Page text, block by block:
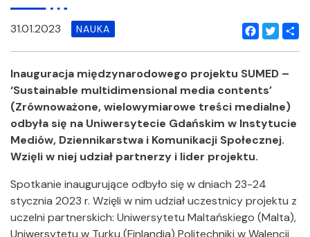
Facebook
Twitter
31.01.2023 NAUKA
Inauguracja międzynarodowego projektu SUMED –
‘Sustainable multidimensional media contents’
(Zrównoważone, wielowymiarowe treści medialne)
odbyła się na Uniwersytecie Gdańskim w Instytucie
Mediów, Dziennikarstwa i Komunikacji Społecznej.
Wzięli w niej udział partnerzy i lider projektu.
Spotkanie inaugurujące odbyło się w dniach 23-24
stycznia 2023 r. Wzięli w nim udział uczestnicy projektu z
uczelni partnerskich: Uniwersytetu Maltańskiego (Malta),
Uniwersytetu w Turku (Finlandia) Politechniki w Walencji